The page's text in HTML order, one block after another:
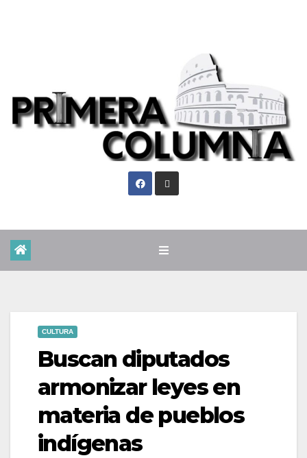
CULTURA
Buscan diputados
armonizar leyes en
materia de pueblos
indígenas